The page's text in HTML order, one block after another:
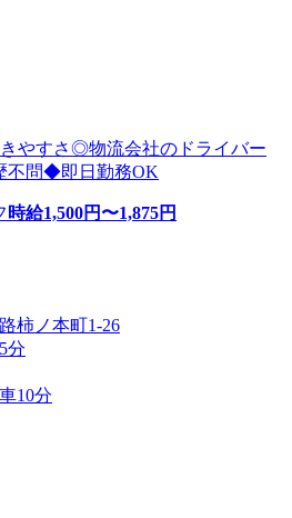
やすさ◎物流会社のドライバー
問◆即日勤務OK
時給1,500円〜1,875円
柿ノ本町1‐26
分
10分